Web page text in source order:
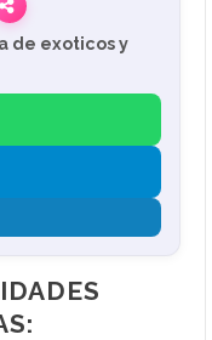
de exoticos y